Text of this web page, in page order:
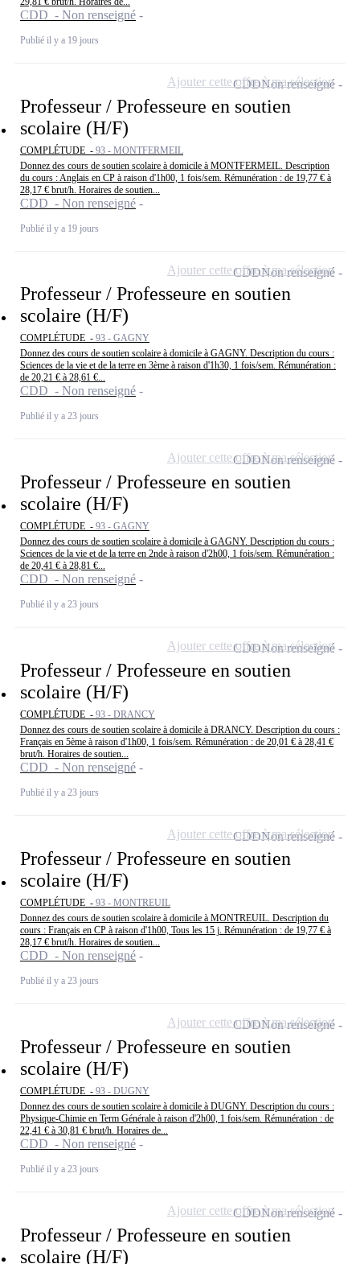
CDD - Non renseigné
Publié il y a 19 jours
Professeur / Professeure en soutien
scolaire (H/F)
COMPLÉTUDE - 93 - MONTFERMEIL
Donnez des cours de soutien scolaire à domicile à MONTFERMEIL. Description
du cours : Anglais en CP à raison d'1h00, 1 fois/sem. Rémunération : de 19,77 € à
28,17 € brut/h. Horaires de soutien...
CDD - Non renseigné
Publié il y a 19 jours
CDDNon renseigné
Ajouter cette offre à ma sélection
Professeur / Professeure en soutien
scolaire (H/F)
COMPLÉTUDE - 93 - GAGNY
Donnez des cours de soutien scolaire à domicile à GAGNY. Description du cours :
Sciences de la vie et de la terre en 3ème à raison d'1h30, 1 fois/sem. Rémunération :
de 20,21 € à 28,61 €...
CDD - Non renseigné
Publié il y a 23 jours
CDDNon renseigné
Ajouter cette offre à ma sélection
Professeur / Professeure en soutien
scolaire (H/F)
COMPLÉTUDE - 93 - GAGNY
Donnez des cours de soutien scolaire à domicile à GAGNY. Description du cours :
Sciences de la vie et de la terre en 2nde à raison d'2h00, 1 fois/sem. Rémunération :
de 20,41 € à 28,81 €...
CDD - Non renseigné
Publié il y a 23 jours
CDDNon renseigné
Ajouter cette offre à ma sélection
Professeur / Professeure en soutien
scolaire (H/F)
COMPLÉTUDE - 93 - DRANCY
Donnez des cours de soutien scolaire à domicile à DRANCY. Description du cours :
Français en 5ème à raison d'1h00, 1 fois/sem. Rémunération : de 20,01 € à 28,41 €
brut/h. Horaires de soutien...
CDD - Non renseigné
Publié il y a 23 jours
CDDNon renseigné
Ajouter cette offre à ma sélection
Professeur / Professeure en soutien
scolaire (H/F)
COMPLÉTUDE - 93 - MONTREUIL
Donnez des cours de soutien scolaire à domicile à MONTREUIL. Description du
cours : Français en CP à raison d'1h00, Tous les 15 j. Rémunération : de 19,77 € à
28,17 € brut/h. Horaires de soutien...
CDD - Non renseigné
Publié il y a 23 jours
CDDNon renseigné
Ajouter cette offre à ma sélection
Professeur / Professeure en soutien
scolaire (H/F)
COMPLÉTUDE - 93 - DUGNY
Donnez des cours de soutien scolaire à domicile à DUGNY. Description du cours :
Physique-Chimie en Term Générale à raison d'2h00, 1 fois/sem. Rémunération : de
22,41 € à 30,81 € brut/h. Horaires de...
CDD - Non renseigné
Publié il y a 23 jours
CDDNon renseigné
Ajouter cette offre à ma sélection
Professeur / Professeure en soutien
scolaire (H/F)
CDDNon renseigné
Ajouter cette offre à ma sélection